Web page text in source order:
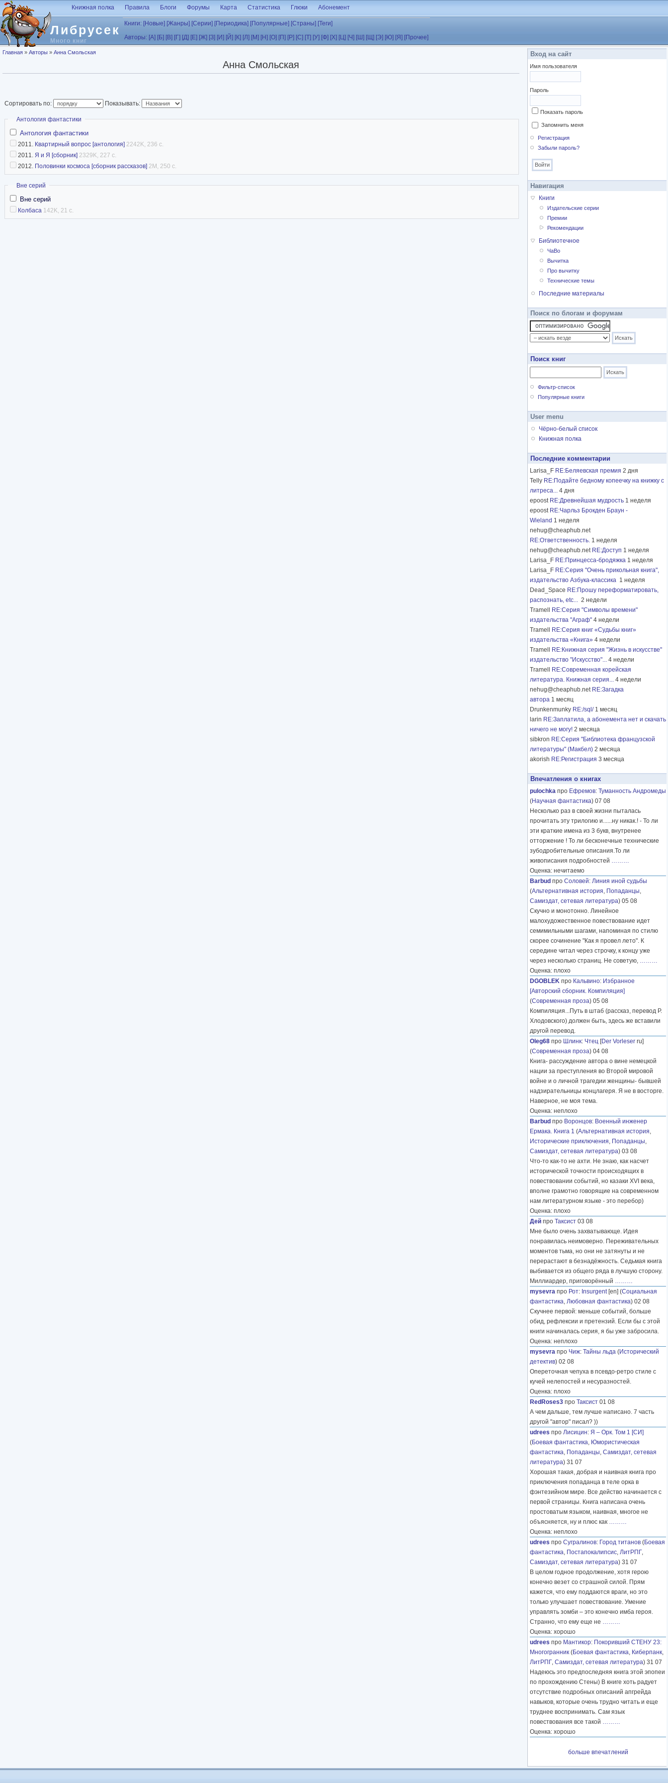
Перейти к основному содержанию
Либрусек
Много книг
Книжная полка Правила Блоги Форумы Карта Статистика Глюки Абонемент
Книги: [Новые] [Жанры] [Серии] [Периодика] [Популярные] [Страны] [Теги]
Авторы: [А] [Б] [В] [Г] [Д] [Е] [Ж] [З] [И] [Й] [К] [Л] [М] [Н] [О] [П] [Р] [С] [Т] [У] [Ф] [Х] [Ц] [Ч] [Ш] [Щ] [Э] [Ю] [Я] [Прочее]
Вы здесь
Главная » Авторы » Анна Смольская
Анна Смольская
Сортировать по: Показывать:
Скрыть
Антология фантастики
Антология фантастики
2011. Квартирный вопрос [антология] 2242K, 236 с.
2011. Я и Я [сборник] 2329K, 227 с.
2012. Половинки космоса [сборник рассказов] 2M, 250 с.
Скрыть
Вне серий
Вне серий
Колбаса 142K, 21 с.
Вход на сайт
Имя пользователя
Пароль
Показать пароль
Запомнить меня
Регистрация
Забыли пароль?
Навигация
Книги
Издательские серии
Премии
Рекомендации
Библиотечное
ЧаВо
Вычитка
Про вычитку
Технические темы
Последние материалы
Поиск по блогам и форумам
Поиск книг
Фильтр-список
Популярные книги
User menu
Чёрно-белый список
Книжная полка
Последние комментарии
Larisa_F RE:Беляевская премия 2 дня
Telly RE:Подайте бедному копеечку на книжку с
литреса... 4 дня
epoost RE:Древнейшая мудрость 1 неделя
epoost RE:Чарльз Брокден Браун -
Wieland 1 неделя
nehug@cheaphub.net
RE:Ответственность. 1 неделя
nehug@cheaphub.net RE:Доступ 1 неделя
Larisa_F RE:Принцесса-бродяжка 1 неделя
Larisa_F RE:Серия "Очень прикольная книга",
издательство Азбука-классика 1 неделя
Dead_Space RE:Прошу переформатировать,
распознать, etc... 2 недели
Tramell
RE:Серия "Символы времени"
издательства "Аграф" 4 недели
Tramell
RE:Серия книг «Судьбы книг»
издательства «Книга» 4 недели
Tramell
RE:Книжная серия "Жизнь в искусстве"
издательство "Искусство"... 4 недели
Tramell
RE:Современная корейская
литература. Книжная серия... 4 недели
nehug@cheaphub.net RE:Загадка
автора 1 месяц
Drunkenmunky RE:/sql/ 1 месяц
larin RE:Заплатила, а абонемента нет и скачать
ничего не могу! 2 месяца
sibkron RE:Серия "Библиотека французской
литературы" (Макбел) 2 месяца
akorish RE:Регистрация 3 месяца
Впечатления о книгах
pulochka про Ефремов: Туманность Андромеды
(Научная фантастика) 07 08
Несколько раз в своей жизни пыталась
прочитать эту трилогию и......ну никак.! - То ли
эти краткие имена из 3 букв, внутренее
отторжение ! То ли бесконечные технические
зубодробительные описания.То ли
живописания подробностей ………
Оценка: нечитаемо
Barbud про Соловей: Линия иной судьбы
(Альтернативная история, Попаданцы,
Самиздат, сетевая литература) 05 08
Скучно и монотонно. Линейное
малохудожественное повествование идет
семимильными шагами, напоминая по стилю
скорее сочинение "Как я провел лето". К
середине читал через строчку, к концу уже
через несколько страниц. Не советую, ………
Оценка: плохо
DGOBLEK про Кальвино: Избранное
[Авторский сборник. Компиляция]
(Современная проза) 05 08
Компиляция...Путь в штаб (рассказ, перевод Р.
Хлодовского) должен быть, здесь же вставили
другой перевод.
Oleg68 про Шлинк: Чтец [Der Vorleser ru]
(Современная проза) 04 08
Книга- рассуждение автора о вине немецкой
нации за преступления во Второй мировой
войне и о личной трагедии женщины- бывшей
надзирательницы концлагеря. Я не в восторге.
Наверное, не моя тема.
Оценка: неплохо
Barbud про Воронцов: Военный инженер
Ермака. Книга 1 (Альтернативная история,
Исторические приключения, Попаданцы,
Самиздат, сетевая литература) 03 08
Что-то как-то не ахти. Не знаю, как насчет
исторической точности происходящих в
повествовании событий, но казаки XVI века,
вполне грамотно говорящие на современном
нам литературном языке - это перебор)
Оценка: плохо
Дей про Таксист 03 08
Мне было очень захватывающе. Идея
понравилась неимоверно. Переживательных
моментов тьма, но они не затянуты и не
перерастают в безнадёжность. Седьмая книга
выбивается из общего ряда в лучшую сторону.
Миллиардер, приговорённый ………
mysevra про Рот: Insurgent[en] (Социальная
фантастика, Любовная фантастика) 02 08
Скучнее первой: меньше событий, больше
обид, рефлексии и претензий. Если бы с этой
книги начиналась серия, я бы уже забросила.
Оценка: неплохо
mysevra про Чиж: Тайны льда (Исторический
детектив) 02 08
Опереточная чепуха в псевдо-ретро стиле с
кучей нелепостей и несуразностей.
Оценка: плохо
RedRoses3 про Таксист 01 08
А чем дальше, тем лучше написано. 7 часть
другой "автор" писал? ))
udrees про Лисицин: Я – Орк. Том 1 [СИ]
(Боевая фантастика, Юмористическая
фантастика, Попаданцы, Самиздат, сетевая
литература) 31 07
Хорошая такая, добрая и наивная книга про
приключения попаданца в теле орка в
фэнтезийном мире. Все действо начинается с
первой страницы. Книга написана очень
простоватым языком, наивная, многое не
объясняется, ну и плюс как ………
Оценка: неплохо
udrees про Сугралинов: Город титанов (Боевая
фантастика, Постапокалипсис, ЛитРПГ,
Самиздат, сетевая литература) 31 07
В целом годное продолжение, хотя герою
конечно везет со страшной силой. Прям
кажется, что ему поддаются враги, но это
только улучшает повествование. Умение
управлять зомби – это конечно имба героя.
Странно, что ему еще не ………
Оценка: хорошо
udrees про Мантикор: Покоривший СТЕНУ 23:
Многогранник (Боевая фантастика, Киберпанк,
ЛитРПГ, Самиздат, сетевая литература) 31 07
Надеюсь это предпоследняя книга этой эпопеи
по прохождению Стены) В книге хоть радует
отсутствие подробных описаний апгрейда
навыков, которые очень трудно читать и еще
труднее воспринимать. Сам язык
повествования все такой ………
Оценка: хорошо
больше впечатлений